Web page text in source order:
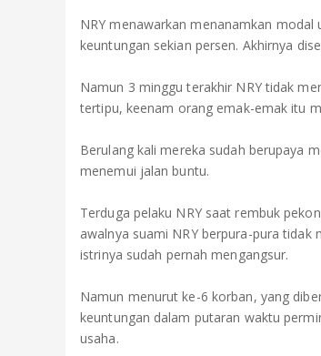
NRY menawarkan menanamkan
keuntungan sekian persen. Akhirnya
Namun 3 minggu terakhir NRY tidak
tertipu, keenam orang emak-emak itu
Berulang kali mereka sudah berupaya
menemui jalan buntu.
Terduga pelaku NRY saat rembuk
awalnya suami NRY berpura-pura
istrinya sudah pernah mengangsur.
Namun menurut ke-6 korban, yang
keuntungan dalam putaran waktu
usaha.